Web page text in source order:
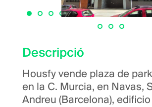
Descripció
Housfy vende plaza de
en la C. Murcia, en Navas,
Andreu (Barcelona),